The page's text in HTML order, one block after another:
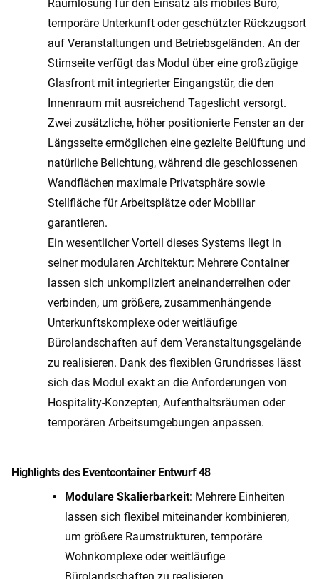
Raumlösung für den Einsatz als mobiles Büro,
temporäre Unterkunft oder geschützter Rückzugsort
auf Veranstaltungen und Betriebsgeländen. An der
Stirnseite verfügt das Modul über eine großzügige
Glasfront mit integrierter Eingangstür, die den
Innenraum mit ausreichend Tageslicht versorgt.
Zwei zusätzliche, höher positionierte Fenster an der
Längsseite ermöglichen eine gezielte Belüftung und
natürliche Belichtung, während die geschlossenen
Wandflächen maximale Privatsphäre sowie
Stellfläche für Arbeitsplätze oder Mobiliar
garantieren.
Ein wesentlicher Vorteil dieses Systems liegt in
seiner modularen Architektur: Mehrere Container
lassen sich unkompliziert aneinanderreihen oder
verbinden, um größere, zusammenhängende
Unterkunftskomplexe oder weitläufige
Bürolandschaften auf dem Veranstaltungsgelände
zu realisieren. Dank des flexiblen Grundrisses lässt
sich das Modul exakt an die Anforderungen von
Hospitality-Konzepten, Aufenthaltsräumen oder
temporären Arbeitsumgebungen anpassen.
Highlights des Eventcontainer Entwurf 48
Modulare Skalierbarkeit: Mehrere Einheiten
lassen sich flexibel miteinander kombinieren,
um größere Raumstrukturen, temporäre
Wohnkomplexe oder weitläufige